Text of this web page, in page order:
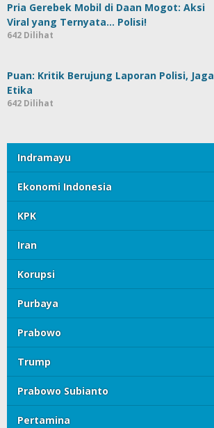
Pria Gerebek Mobil di Daan Mogot: Aksi
Viral yang Ternyata… Polisi!
642 Dilihat
Puan: Kritik Berujung Laporan Polisi, Jaga
Etika
642 Dilihat
Indramayu
Ekonomi Indonesia
KPK
Iran
Korupsi
Purbaya
Prabowo
Trump
Prabowo Subianto
Pertamina